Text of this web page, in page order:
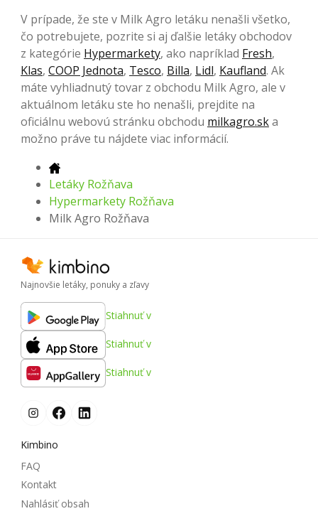
V prípade, že ste v Milk Agro letáku nenašli všetko,
čo potrebujete, pozrite si aj ďalšie letáky obchodov
z kategórie Hypermarkety, ako napríklad Fresh,
Klas, COOP Jednota, Tesco, Billa, Lidl, Kaufland. Ak
máte vyhliadnutý tovar z obchodu Milk Agro, ale v
aktuálnom letáku ste ho nenašli, prejdite na
oficiálnu webovú stránku obchodu milkagro.ska
možno práve tu nájdete viac informácií.
Letáky Rožňava
Hypermarkety Rožňava
Milk Agro Rožňava
Najnovšie letáky, ponuky a zľavy
Stiahnuť v
Stiahnuť v
Stiahnuť v
Kimbino
FAQ
Kontakt
Nahlásiť obsah